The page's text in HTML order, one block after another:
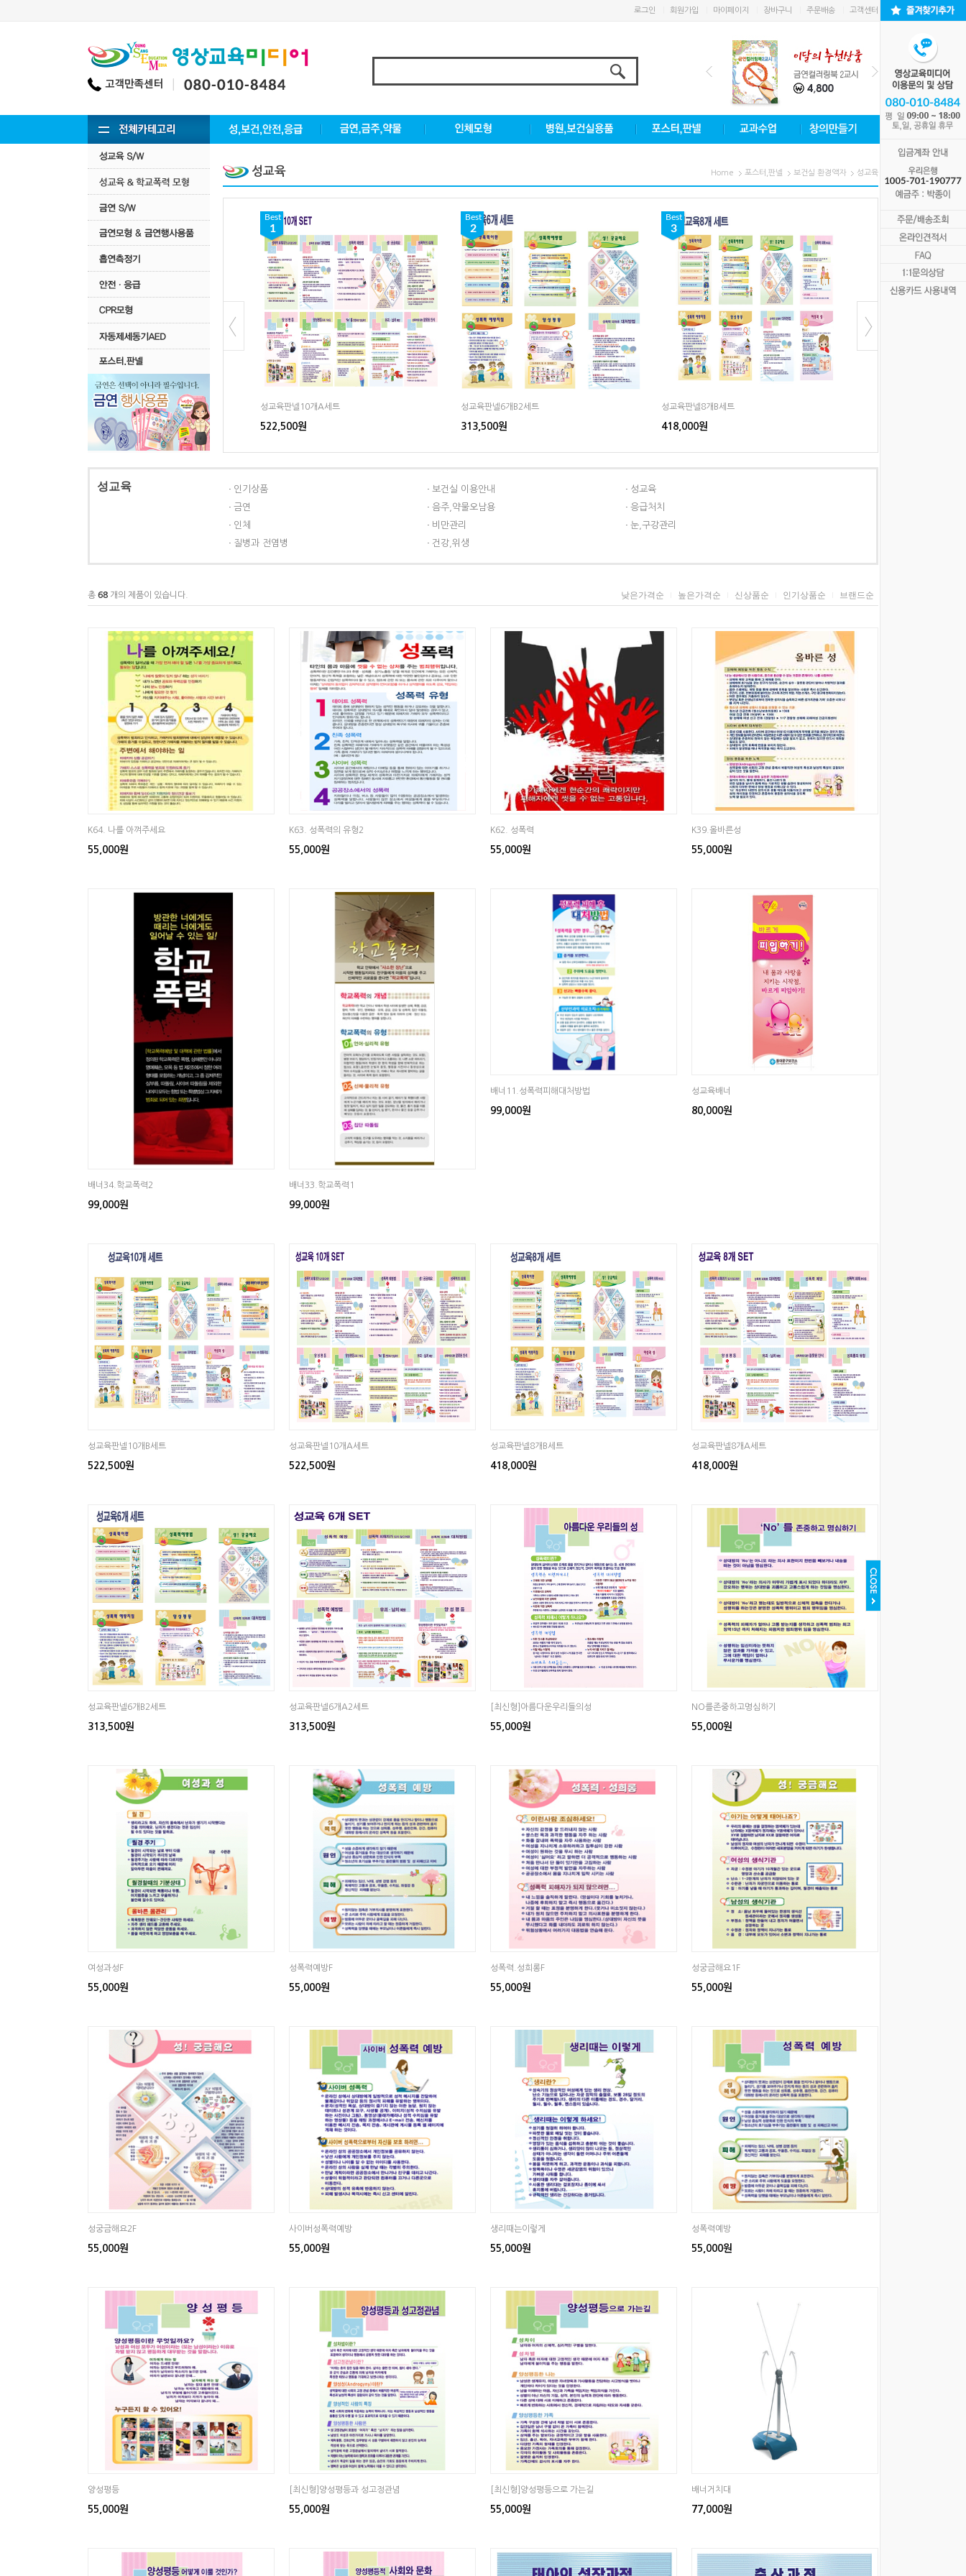
로그인 회원가입 마이페이지 장바구니 주문배송 고객센터
Home 포스터,판넬 보건실 환경액자 성교육
성교육
성교육판넬8개B세트
418,000원
Best
1
성교육판넬10개A세트
522,500원
Best
2
성교육판넬6개B2세트
313,500원
Best
3
성교육판넬8개B세트
418,000원
성교육 인기상품 보건실 이용안내
성교육
금연
음주,약물오남용
응급처치
인체
비만관리
눈,구강관리
질병과 전염병
건강,위생
낮은가격순 높은가격순 신상품순 인기상품순 브랜드순
총 68 개의 제품이 있습니다.
K64. 나를 아껴주세요
55,000원
K63. 성폭력의 유형2
55,000원
K62. 성폭력
55,000원
K39.올바른성
55,000원
배너34.학교폭력2
99,000원
배너33.학교폭력1
99,000원
배너11.성폭력피해대처방법
99,000원
성교육배너
80,000원
성교육판넬10개B세트
522,500원
성교육판넬10개A세트
522,500원
성교육판넬8개B세트
418,000원
성교육판넬8개A세트
418,000원
성교육판넬6개B2세트
313,500원
성교육판넬6개A2세트
313,500원
[최신형]아름다운우리들의성
55,000원
NO를존중하고명심하기
55,000원
여성과성F
55,000원
성폭력예방F
55,000원
성폭력.성희롱F
55,000원
성궁금해요1F
55,000원
성궁금해요2F
55,000원
사이버성폭력예방
55,000원
생리때는이렇게
55,000원
성폭력예방
55,000원
양성평등
55,000원
[최신형]양성평등과 성고정관념
55,000원
[최신형]양성평등으로 가는길
55,000원
배너거치대
77,000원